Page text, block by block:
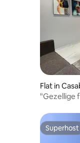
Flat in
"Gezellige
Superhost
Superhost